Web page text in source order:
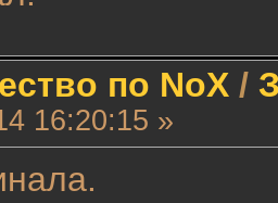
по NoX/
16:20:15 »